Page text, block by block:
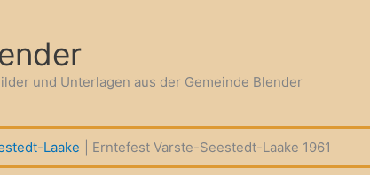
und Unterlagen aus der Gemeinde Blender
Laake Erntefest Varste-Seestedt-Laake 1961